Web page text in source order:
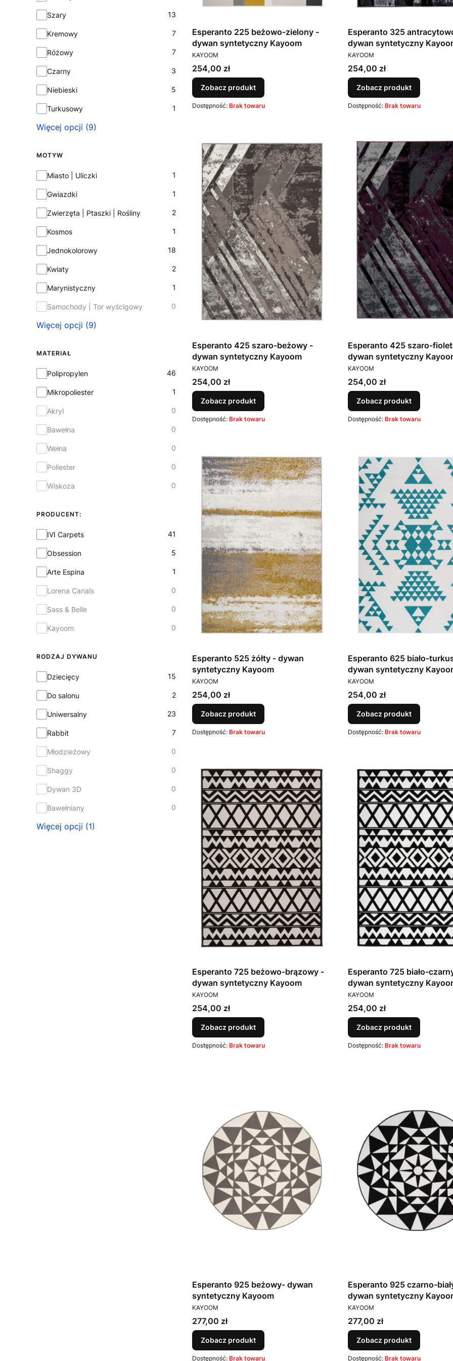
Szary 13
Kremowy 7
Różowy 7
Czarny 3
Niebieski 5
Turkusowy 1
Więcej opcji (9)
MOTYW
Motyw
Miasto | Uliczki 1
Gwiazdki 1
Zwierzęta | Ptaszki | Rośliny 2
Kosmos 1
Jednokolorowy 18
Kwiaty 2
Marynistyczny 1
Samochody | Tor wyścigowy 0
Więcej opcji (9)
MATERIAŁ
Materiał
Polipropylen 46
Mikropoliester 1
Akryl 0
Bawełna 0
Wełna 0
Poliester 0
Wiskoza 0
PRODUCENT:
Producent:
IVI Carpets 41
Obsession 5
Arte Espina 1
Lorena Canals 0
Sass & Belle 0
Kayoom 0
RODZAJ DYWANU
Rodzaj dywanu
Dziecięcy 15
Do salonu 2
Uniwersalny 23
Rabbit 7
Młodzieżowy 0
Shaggy 0
Dywan 3D 0
Bawełniany 0
Więcej opcji (1)
Esperanto 225 beżowo-zielony -
dywan syntetyczny Kayoom
PRODUCENT
KAYOOM
Cena
254,00 zł
Zobacz produkt
Dostępność: Brak towaru
Esperanto 325
dywan syntetyczny
PRODUCENT
KAYOOM
Cena
254,00 zł
Zobacz produkt
Dostępność: Brak towaru
Esperanto 425 szaro-beżowy -
dywan syntetyczny Kayoom
PRODUCENT
KAYOOM
Cena
254,00 zł
Zobacz produkt
Dostępność: Brak towaru
Esperanto 425 szaro-
dywan syntetyczny
PRODUCENT
KAYOOM
Cena
254,00 zł
Zobacz produkt
Dostępność: Brak towaru
Esperanto 525 żółty - dywan
syntetyczny Kayoom
PRODUCENT
KAYOOM
Cena
254,00 zł
Zobacz produkt
Dostępność: Brak towaru
Esperanto 625 biało-
dywan syntetyczny
PRODUCENT
KAYOOM
Cena
254,00 zł
Zobacz produkt
Dostępność: Brak towaru
Esperanto 725 beżowo-brązowy -
dywan syntetyczny Kayoom
PRODUCENT
KAYOOM
Cena
254,00 zł
Zobacz produkt
Dostępność: Brak towaru
Esperanto 725 biało-
dywan syntetyczny
PRODUCENT
KAYOOM
Cena
254,00 zł
Zobacz produkt
Dostępność: Brak towaru
Esperanto 925 beżowy- dywan
syntetyczny Kayoom
PRODUCENT
KAYOOM
Cena
277,00 zł
Zobacz produkt
Dostępność: Brak towaru
Esperanto 925 czarno-
dywan syntetyczny
PRODUCENT
KAYOOM
Cena
277,00 zł
Zobacz produkt
Dostępność: Brak towaru